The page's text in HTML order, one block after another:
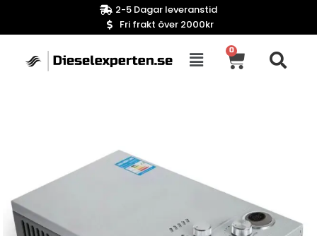
2-5 Dagar leveranstid
Fri frakt över 2000kr
0